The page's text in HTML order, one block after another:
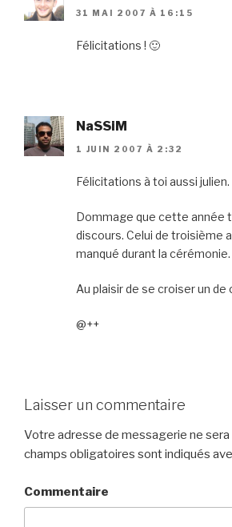
31 MAI 2007 À 16:15
Félicitations ! 🙂
NaSSiM
1 JUIN 2007 À 2:32
Félicitations à toi aussi julien.
Dommage que cette année
discours. Celui de troisième
manqué durant la cérémonie.
Au plaisir de se croiser un de
@++
Laisser un commentaire
Votre adresse de messagerie ne sera
champs obligatoires sont indiqués
Commentaire